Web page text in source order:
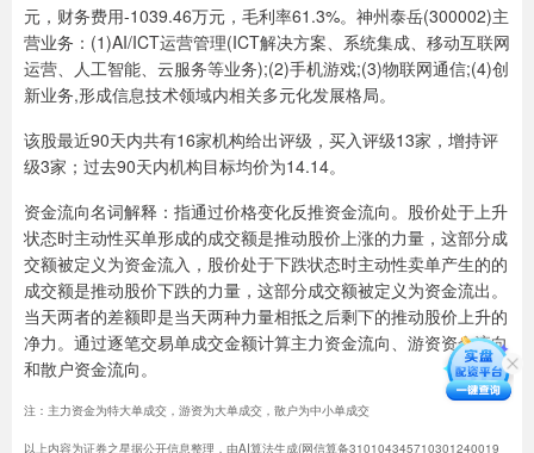
元，财务费用-1039.46万元，毛利率61.3%。神州泰岳(300002)主
营业务：(1)AI/ICT运营管理(ICT解决方案、系统集成、移动互联网
运营、人工智能、云服务等业务);(2)手机游戏;(3)物联网通信;(4)创
新业务,形成信息技术领域内相关多元化发展格局。
该股最近90天内共有16家机构给出评级，买入评级13家，增持评
级3家；过去90天内机构目标均价为14.14。
资金流向名词解释：指通过价格变化反推资金流向。股价处于上升
状态时主动性买单形成的成交额是推动股价上涨的力量，这部分成
交额被定义为资金流入，股价处于下跌状态时主动性卖单产生的的
成交额是推动股价下跌的力量，这部分成交额被定义为资金流出。
当天两者的差额即是当天两种力量相抵之后剩下的推动股价上升的
净力。通过逐笔交易单成交金额计算主力资金流向、游资资金流向
和散户资金流向。
注：主力资金为特大单成交，游资为大单成交，散户为中小单成交
以上内容为证券之星据公开信息整理，由AI算法生成(网信算备310104345710301240019